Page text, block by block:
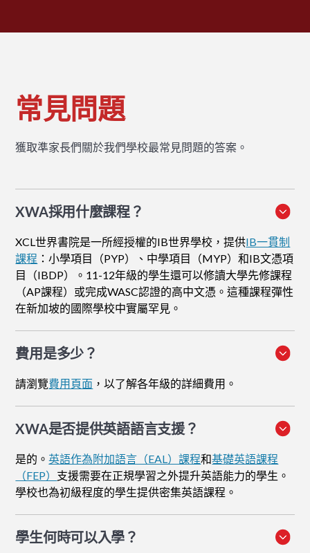
常見問題
獲取準家長們關於我們學校最常見問題的答案。
XWA採用什麼課程？
XCL世界書院是一所經授權的IB世界學校，提供IB一貫制
課程 ：小學項目（PYP）、中學項目（MYP）和IB文憑項
目（IBDP）。11-12年級的學生還可以修讀大學先修課程
（AP課程）或完成WASC認證的高中文憑。這種課程彈性
在新加坡的國際學校中實屬罕見。
費用是多少？
請瀏覽費用頁面 ，以了解各年級的詳細費用。
XWA是否提供英語語言支援？
是的。英語作為附加語言（EAL）課程和基礎英語課程
（FEP） 支援需要在正規學習之外提升英語能力的學生。
學校也為初級程度的學生提供密集英語課程。
學生何時可以入學？